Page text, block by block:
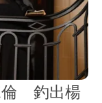
倫 釣出楊